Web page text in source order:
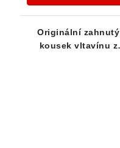
Originální zahnutý
kousek vltavínu z